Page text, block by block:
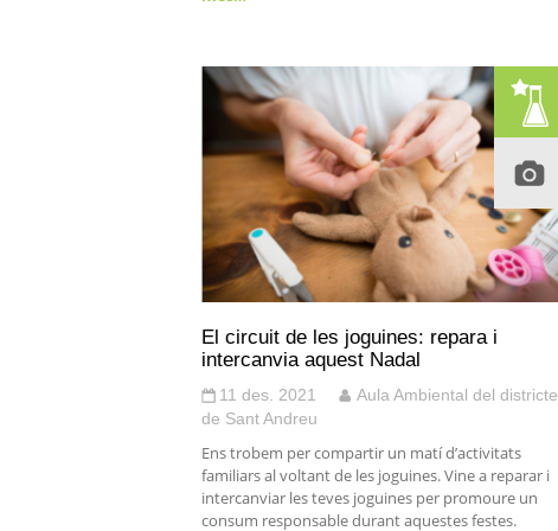
El circuit de les joguines: repara i
intercanvia aquest Nadal
11 des. 2021
Aula Ambiental del districte
de Sant Andreu
Ens trobem per compartir un matí d’activitats
familiars al voltant de les joguines. Vine a reparar i
intercanviar les teves joguines per promoure un
consum responsable durant aquestes festes.